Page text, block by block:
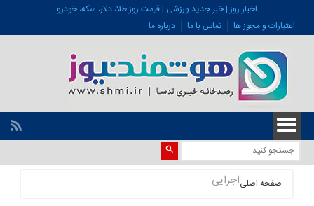
اخبار روز | خبر جدید ورزشی | قیمت روز طلا، دلار، سکه، خودرو
اعتبارات و مجوز ها
تماس با ما درباره ما
صفحه اصلیاجرایی